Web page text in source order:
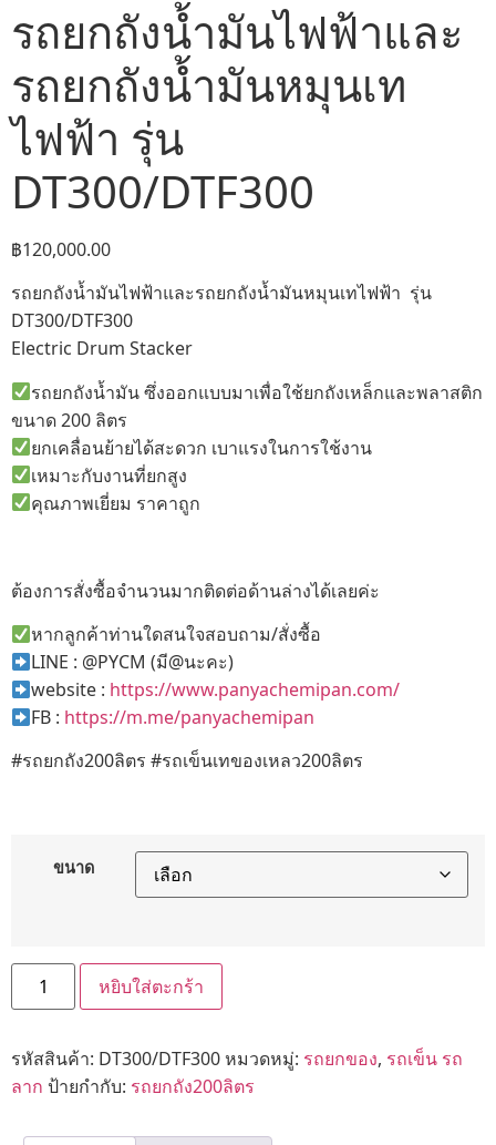
รถยกถังน้ำมันไฟฟ้าและ
รถยกถังน้ำมันหมุนเท
ไฟฟ้า รุ่น
DT300/DTF300
฿120,000.00
รถยกถังน้ำมันไฟฟ้าและรถยกถังน้ำมันหมุนเทไฟฟ้า รุ่น
DT300/DTF300
Electric Drum Stacker
รถยกถังน้ำมัน ซึ่งออกแบบมาเพื่อใช้ยกถังเหล็กและพลาสติก
ขนาด 200 ลิตร
ยกเคลื่อนย้ายได้สะดวก เบาแรงในการใช้งาน
เหมาะกับงานที่ยกสูง
คุณภาพเยี่ยม ราคาถูก
ต้องการสั่งซื้อจำนวนมากติดต่อด้านล่างได้เลยค่ะ
หากลูกค้าท่านใดสนใจสอบถาม/สั่งซื้อ
LINE : @PYCM (มี@นะคะ)
website : https://www.panyachemipan.com/
FB : https://m.me/panyachemipan
#รถยกถัง200ลิตร #รถเข็นเทของเหลว200ลิตร
ขนาด
หยิบใส่ตะกร้า
รหัสสินค้า: DT300/DTF300หมวดหมู่: รถยกของ, รถเข็น รถ
ลาก ป้ายกำกับ: รถยกถัง200ลิตร